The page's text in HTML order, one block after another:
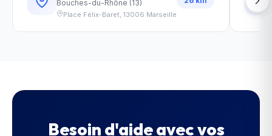
Bouches-du-Rhône (13)
Place Félix-Baret, 13006 Marseille
Besoin d'aide avec vos